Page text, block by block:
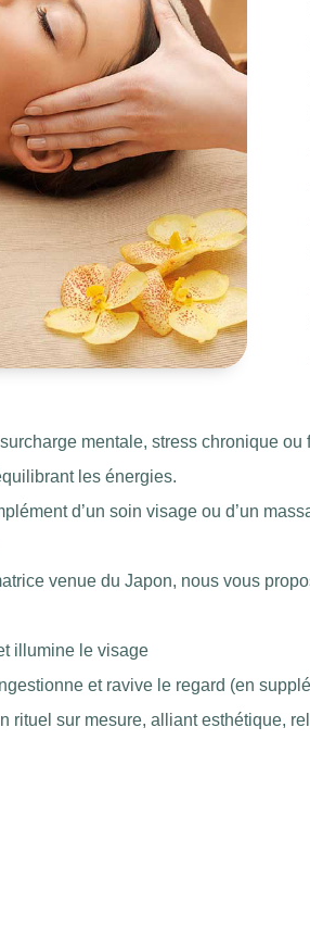
mentale, stress chronique
les énergies.
d’un soin visage ou d’un
venue du Japon, nous vous
illumine le visage
et ravive le regard (en
rituel sur mesure, alliant esthétique,